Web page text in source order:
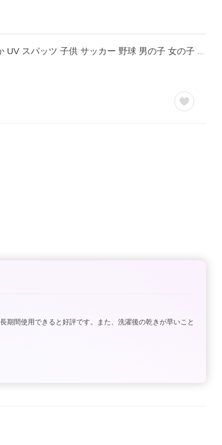
期間使用できると好評です。また、洗濯後の乾きが早いこと